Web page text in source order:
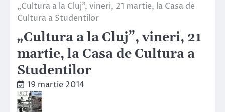
„Cultura a la Cluj”, vineri, 21 martie, la Casa de
Cultura a Studentilor
„Cultura a la Cluj”, vineri, 21
martie, la Casa de Cultura a
Studentilor
19 martie 2014